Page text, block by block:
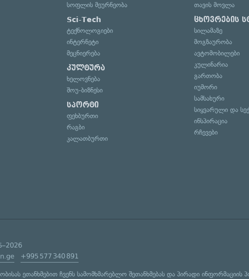
სოფლის მეურნეობა
Sci-Tech
ტექნოლოგიები
ინტერნეტი
მეცნიერება
კულტურა
ხელოვნება
შოუ-ბიზნესი
სპორტი
ფეხბურთი
რაგბი
კალათბურთი
თავის მოვლა
ცხოვრების
სილამაზე
მოგზაურობა
ავტომობილები
კულინარია
გართობა
იუმორი
სამსახური
სიყვარული და
ინსპირაცია
რჩევები
+995 577 340 891
ეთანხმებით ჩვენს სამომხმარებლო შეთანხმებას და პირადი ინფორმაციის